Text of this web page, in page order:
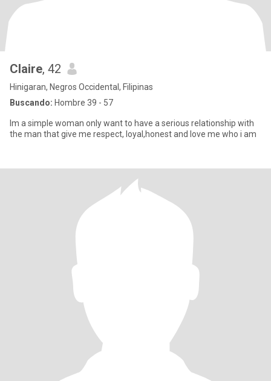
Claire, 42
Hinigaran, Negros Occidental, Filipinas
Buscando: Hombre 39 - 57
Im a simple woman only want to have a serious relationship with
the man that give me respect, loyal,honest and love me who i am